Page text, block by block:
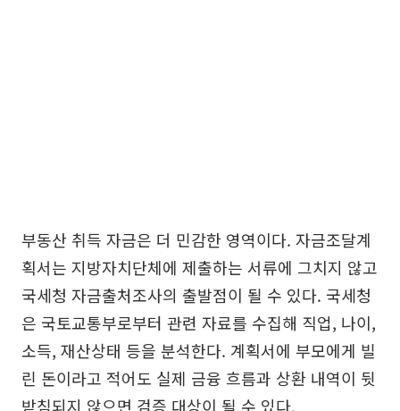
부동산 취득 자금은 더 민감한 영역이다. 자금조달계
획서는 지방자치단체에 제출하는 서류에 그치지 않고
국세청 자금출처조사의 출발점이 될 수 있다. 국세청
은 국토교통부로부터 관련 자료를 수집해 직업, 나이,
소득, 재산상태 등을 분석한다. 계획서에 부모에게 빌
린 돈이라고 적어도 실제 금융 흐름과 상환 내역이 뒷
받침되지 않으면 검증 대상이 될 수 있다.